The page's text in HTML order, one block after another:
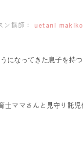
ン講師： uetani makiko
になってきた息子を持つ
士ママさんと見守り託